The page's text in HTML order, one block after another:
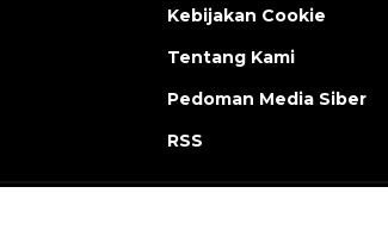
Kebijakan Cookie
Tentang Kami
Pedoman Media Siber
RSS